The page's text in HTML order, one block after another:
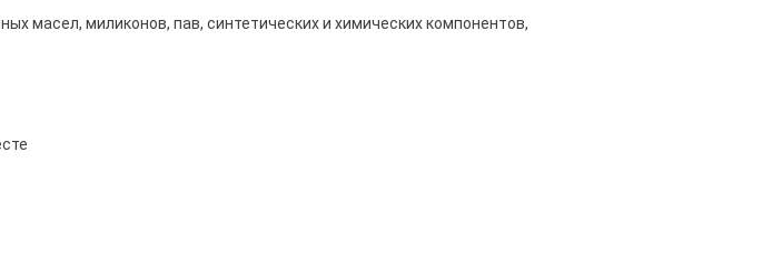
масел, миликонов, пав, синтетических и химических компонентов,